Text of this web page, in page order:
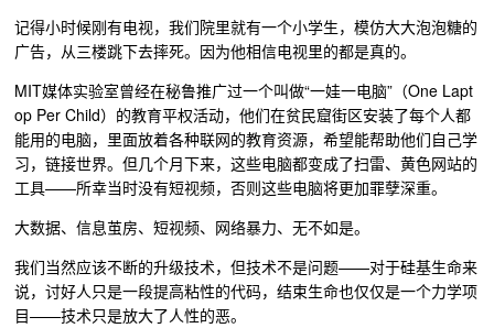
记得小时候刚有电视，我们院里就有一个小学生，模仿大大泡泡糖的
广告，从三楼跳下去摔死。因为他相信电视里的都是真的。
MIT媒体实验室曾经在秘鲁推广过一个叫做“一娃一电脑” （One Lapt
op Per Child）的教育平权活动，他们在贫民窟街区安装了每个人都
能用的电脑，里面放着各种联网的教育资源，希望能帮助他们自己学
习，链接世界。但几个月下来，这些电脑都变成了扫雷、黄色网站的
工具——所幸当时没有短视频，否则这些电脑将更加罪孽深重。
大数据、信息茧房、短视频、网络暴力、无不如是。
我们当然应该不断的升级技术，但技术不是问题——对于硅基生命来
说，讨好人只是一段提高粘性的代码，结束生命也仅仅是一个力学项
目——技术只是放大了人性的恶。